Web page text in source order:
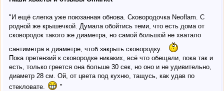
"И ещё слегка уже поюзанная обнова. Сковородочка Neoflam. С
родной же крышечкой. Думала обойтись теми, что есть дома от
сковородок такого же диаметра, но самой большой не хватало
сантиметра в диаметре, чтоб закрыть сковородку.
Пока претензий к сковородке никаких, всё что обещали, пока так и
есть, только греется она больше 30 сек, но оно и не удивительно,
диаметр 28 см. Ой, от цвета под кухню, тащусь, как удав по
стекловате.
"